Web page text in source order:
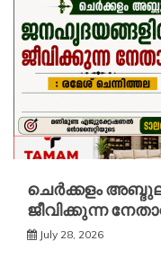
ചെർക്കളം
ജീവിക്കുന്ന
July 28, 2026